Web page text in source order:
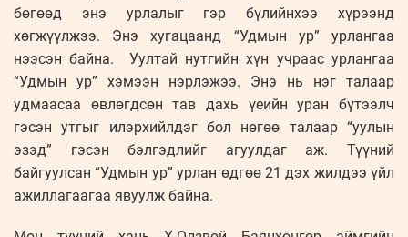
бөгөөд энэ урлалыг гэр бүлийнхээ хүрээнд
хөгжүүлжээ. Энэ хугацаанд “Удмын ур” урлангаа
нээсэн байна. Уултай нутгийн хүн учраас урлангаа
“Удмын ур” хэмээн нэрлэжээ. Энэ нь нэг талаар
удмаасаа өвлөгдсөн тав дахь үеийн уран бүтээлч
гэсэн утгыг илэрхийлдэг бол нөгөө талаар “уулын
эзэд” гэсэн бэлгэдлийг агуулдаг аж. Түүний
байгуулсан “Удмын ур” урлан өдгөө 21 дэх жилдээ үйл
ажиллагаагаа явуулж байна.